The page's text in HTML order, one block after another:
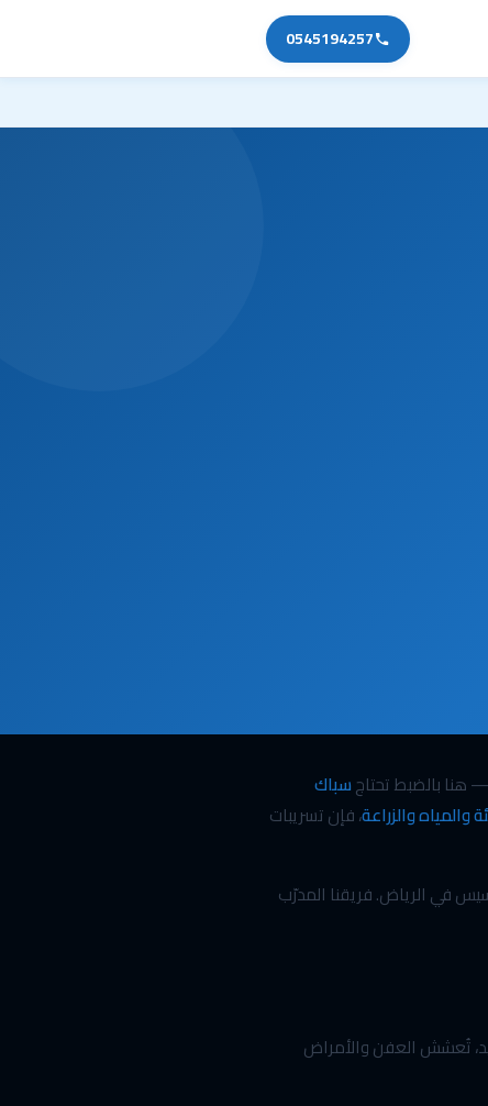
0545194257
هنا بالضبط تحتاجسباك
والمياه والزراعة، فإن تسريبات
في الرياض. فريقنا المدرّب
تُعشش العفن والأمراض